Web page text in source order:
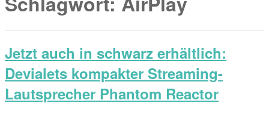
Jetzt auch in schwarz erhältlich:
Devialets kompakter Streaming-
Lautsprecher Phantom Reactor